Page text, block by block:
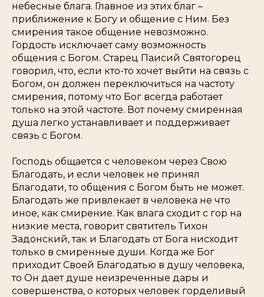
небесные блага. Главное из этих благ –
приближение к Богу и общение с Ним. Без
смирения такое общение невозможно.
Гордость исключает саму возможность
общения с Богом. Старец Паисий Святогорец
говорил, что, если кто-то хочет выйти на связь с
Богом, он должен переключиться на частоту
смирения, потому что Бог всегда работает
только на этой частоте. Вот почему смиренная
душа легко устанавливает и поддерживает
связь с Богом.
Господь общается с человеком через Свою
Благодать, и если человек не принял
Благодати, то общения с Богом быть не может.
Благодать же привлекает в человека не что
иное, как смирение. Как влага сходит с гор на
низкие места, говорит святитель Тихон
Задонский, так и Благодать от Бога нисходит
только в смиренные души. Когда же Бог
приходит Своей Благодатью в душу человека,
то Он дает душе неизреченные дары и
совершенства, о которых человек горделивый